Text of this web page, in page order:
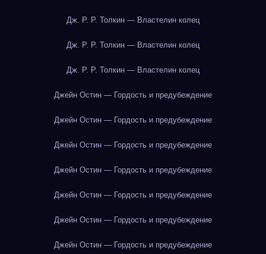
Дж. Р. Р. Толкин — Властелин колец
Дж. Р. Р. Толкин — Властелин колец
Дж. Р. Р. Толкин — Властелин колец
Джейн Остин — Гордость и предубеждение
Джейн Остин — Гордость и предубеждение
Джейн Остин — Гордость и предубеждение
Джейн Остин — Гордость и предубеждение
Джейн Остин — Гордость и предубеждение
Джейн Остин — Гордость и предубеждение
Джейн Остин — Гордость и предубеждение